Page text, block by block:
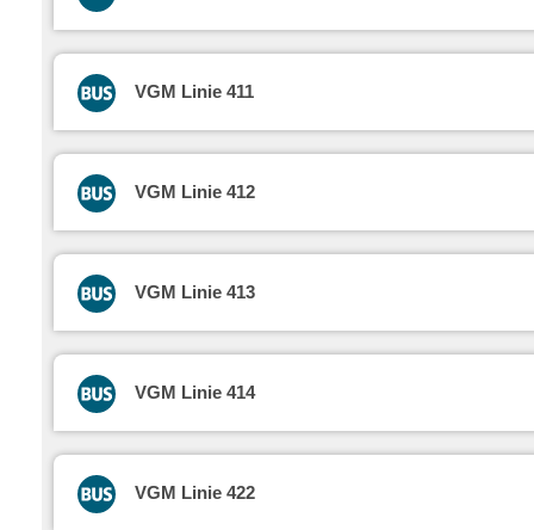
VGM Linie 411
VGM Linie 412
VGM Linie 413
VGM Linie 414
VGM Linie 422